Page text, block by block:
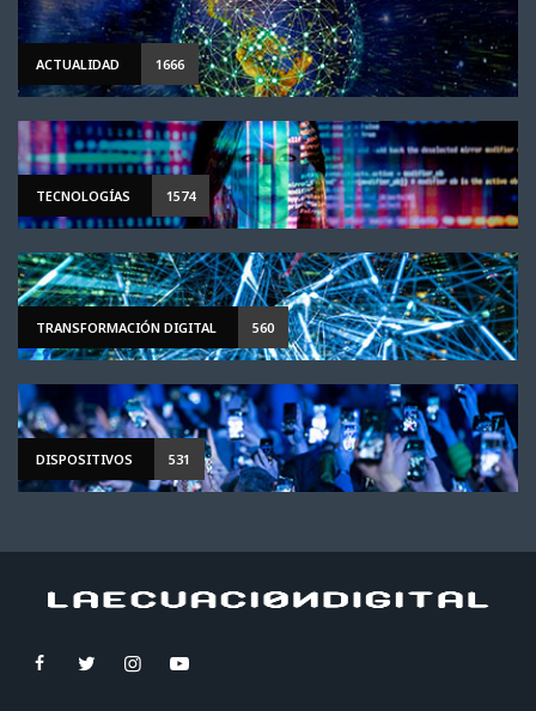
ACTUALIDAD 1666
TECNOLOGÍAS 1574
TRANSFORMACIÓN DIGITAL 560
DISPOSITIVOS 531